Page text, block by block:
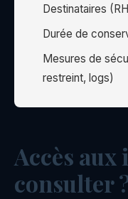
Destinataires
Durée de
Mesures de
restreint, logs)
Accès aux
consulter